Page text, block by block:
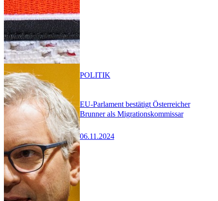
EU-Parlament bestätigt Österreicher
Brunner als Migrationskommissar
06.11.2024
POLITIK